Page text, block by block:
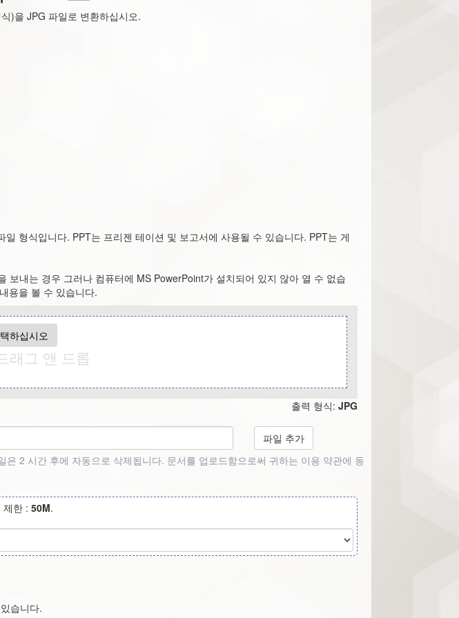
)을 JPG 파일로 변환하십시오.
형식입니다. PPT는 프리젠 테이션 및 보고서에 사용될 수 있습니다. PPT는 게
내는 경우 그러나 컴퓨터에 MS PowerPoint가 설치되어 있지 않아 열 수 없습
용을 볼 수 있습니다.
하십시오
래그 앤 드롭
출력 형식: JPG
파일 추가
2 시간 후에 자동으로 삭제됩니다. 문서를 업로드함으로써 귀하는 이용 약관에 동
제한 : 50M.
습니다.